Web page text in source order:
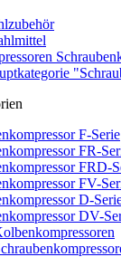
F-Serie
FR-
FRD-
FV-
D-
DV-